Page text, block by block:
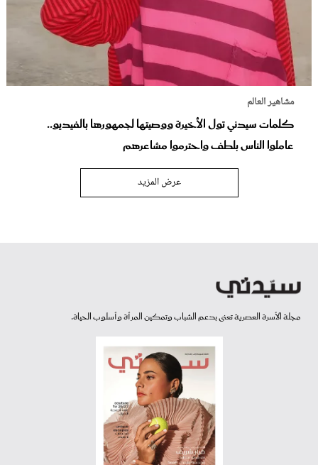
مشاهير العالم
كلمات سيدني تول الأخيرة ووصيتها لجمهورها بالفيديو..
عاملوا الناس بلطف واحترموا مشاعرهم
عرض المزيد
مجلة الأسرة العصرية تعنى بدعم الشباب وتمكين المرأة وأسلوب الحياة.